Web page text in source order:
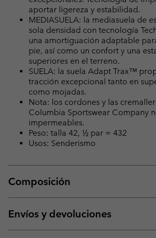
aportar ligereza y estabilidad.
MEDIASUELA: la mediasuela de
sola densidad con tecnología
una amortiguación adaptable
pie, así como un confort y una
superiores en el terreno.
SUELA: la suela Adapt Trax™
tracción excepcional tanto en
como mojadas.
Nota: los cordones y las
Columbia Sportswear Company
impermeables.
Peso: talla 42, ½ par = 432
Usos: Senderismo
Composición
Envíos y devoluciones